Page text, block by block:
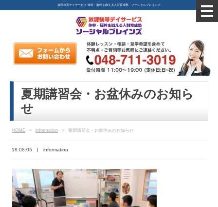
放課後等デイサービス 体幹・脳幹を鍛える人財育成塾 ソーシャルブレインズ
夏期講習会・お盆休みのお知ら
せ
HOME > information > 夏期講習会・お盆休みのお知らせ
18.08.05 |information